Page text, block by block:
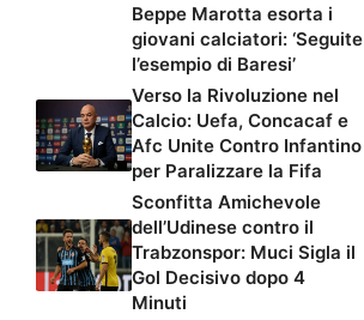
Beppe Marotta esorta i
giovani calciatori: ‘Seguite
l’esempio di Baresi’
Verso la Rivoluzione nel
Calcio: Uefa, Concacaf e
Afc Unite Contro Infantino
per Paralizzare la Fifa
Sconfitta Amichevole
dell’Udinese contro il
Trabzonspor: Muci Sigla il
Gol Decisivo dopo 4
Minuti